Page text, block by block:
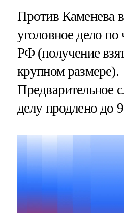
Против Каменева
уголовное дело
РФ (получение
крупном размере).
Предварительное
делу продлено до